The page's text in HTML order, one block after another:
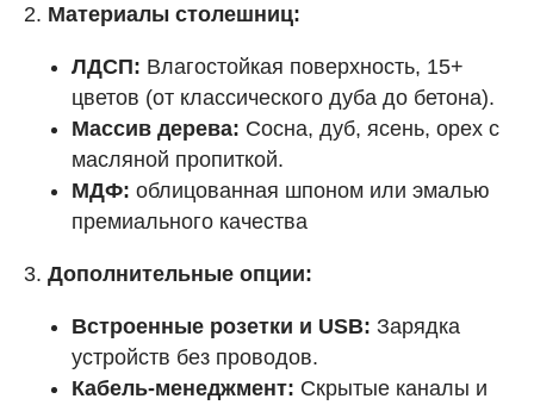
2. Материалы столешниц:
ЛДСП: Влагостойкая поверхность, 15+
цветов (от классического дуба до бетона).
Массив дерева: Сосна, дуб, ясень, орех с
масляной пропиткой.
МДФ: облицованная шпоном или эмалью
премиального качества
3. Дополнительные опции:
Встроенные розетки и USB: Зарядка
устройств без проводов.
Кабель-менеджмент: Скрытые каналы и